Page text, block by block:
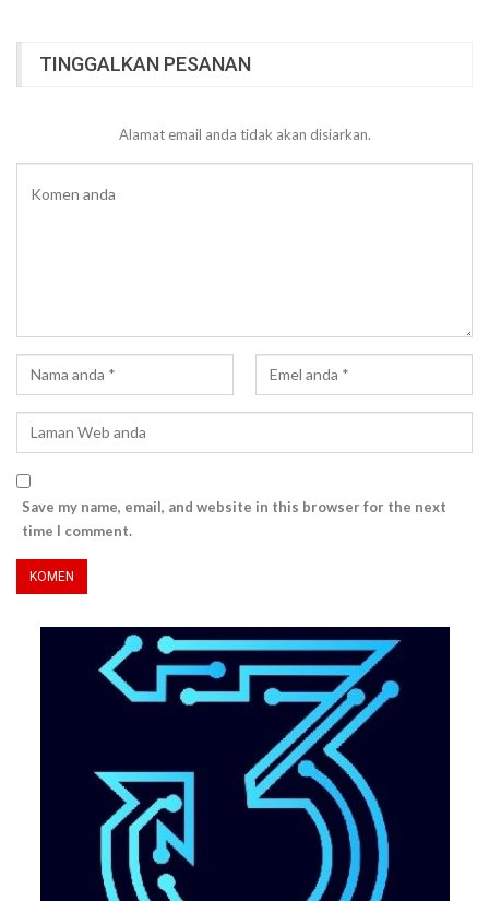
TINGGALKAN PESANAN
Alamat email anda tidak akan disiarkan.
Save my name, email, and website in this browser for the next
time I comment.